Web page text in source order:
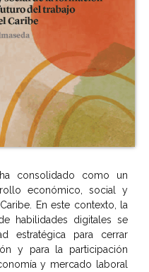
consolidado como un
económico, social y
En este contexto, la
habilidades digitales se
estratégica para cerrar
y para la participación
y mercado laboral